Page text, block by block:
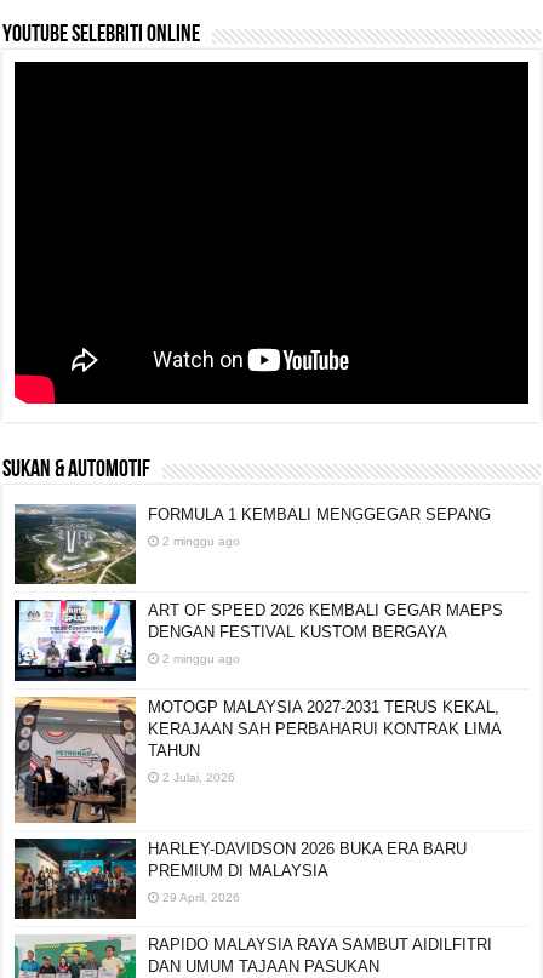
YouTube selebriti online
SUKAN & AUTOMOTIF
FORMULA 1 KEMBALI MENGGEGAR SEPANG
2 minggu ago
ART OF SPEED 2026 KEMBALI GEGAR MAEPS
DENGAN FESTIVAL KUSTOM BERGAYA
2 minggu ago
MOTOGP MALAYSIA 2027-2031 TERUS KEKAL,
KERAJAAN SAH PERBAHARUI KONTRAK LIMA
TAHUN
2 Julai, 2026
HARLEY-DAVIDSON 2026 BUKA ERA BARU
PREMIUM DI MALAYSIA
29 April, 2026
RAPIDO MALAYSIA RAYA SAMBUT AIDILFITRI
DAN UMUM TAJAAN PASUKAN